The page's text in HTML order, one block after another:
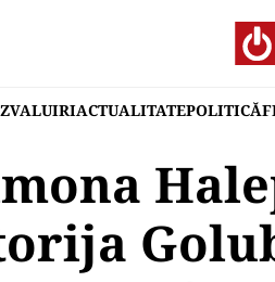
ACTUALITATEPOLITICĂ